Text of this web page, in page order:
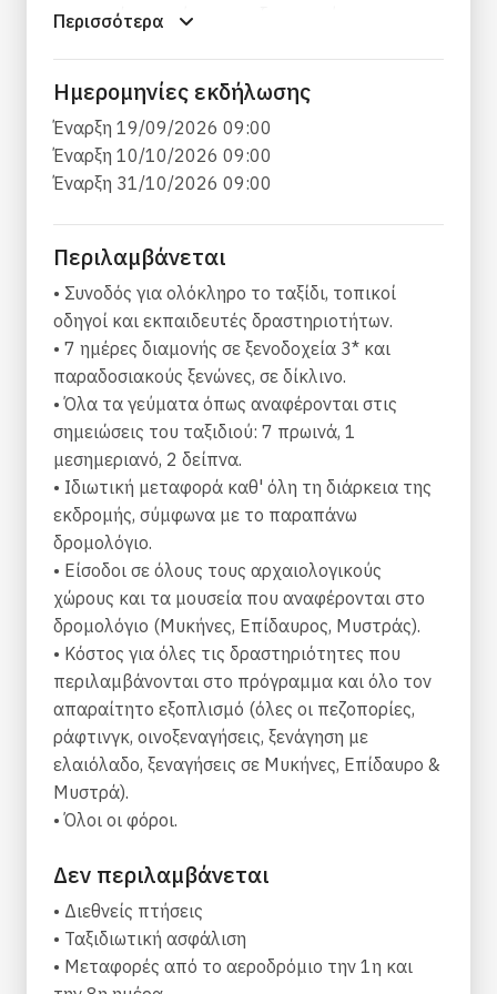
καταπράσινη φύση, την εξαιρετική
με πολλά τοπικά και τοπικά προϊόντα που θα
ξυπνήσουν όλες σας τις αισθήσεις! Εδώ
μπορείτε να βρείτε άγρια ​​βουνά, ποτάμια,
φαράγγια, παραδοσιακά ορεινά χωριά καθώς
Εξερευνήστε μια από τις πιο όμορφες και
ρομαντικές πόλεις της Ελλάδας, το Ναύπλιο,
επισκεφθείτε σημαντικούς κοντινούς
αρχαιολογικούς χώρους όπως οι Μυκήνες και η
Επίδαυρος. Περπατήστε στα ίχνη του
επιβλητικού Ταΰγετου, του ψηλότερου βουνού
της Πελοποννήσου και περιηγηθείτε στη
βυζαντινή καστροπολιτεία του Μυστρά.
Συνεχίστε νότια, προς την άγρια ​​χερσόνησο της
Μάνης, με τα πολυάριθμα αρχοντικά και τα
εντυπωσιακά βράχια με θέα στη Μεσόγειο
Θάλασσα. Περπατήστε στο ακρωτήριο Tenaron,
το νοτιότερο άκρο της ηπειρωτικής Ευρώπης
και εξερευνήστε τα εντυπωσιακά σπήλαια του
Διρού! Συνεχίστε την περιπέτειά σας στο χωριό
Δημητσάνα και εξερευνήστε μέρος του όρους
Μανάλων, ενός από τα πιο πυκνά βουνά της
Ελλάδας. Περπατήστε στο φαράγγι του
Λούσιου, μέρος του πιστοποιημένου
μονοπατιού του Μανάλων, επισκεφτείτε
παραδοσιακά χωριά, πλούσια σε ιστορία,
απολαύστε ράφτινγκ σε ένα από τα πιο άγρια ​​
ποτάμια της χώρας και απολαύστε τη νόστιμη
τοπική κουζίνα!
Αν ψάχνετε για μοναδικές διακοπές
Περισσότερα
Ημερομηνίες εκδήλωσης
Έναρξη 19/09/2026 09:00
Έναρξη 10/10/2026 09:00
Έναρξη 31/10/2026 09:00
Περιλαμβάνεται
• Συνοδός για ολόκληρο το ταξίδι, τοπικοί
οδηγοί και εκπαιδευτές δραστηριοτήτων.
• 7 ημέρες διαμονής σε ξενοδοχεία 3* και
παραδοσιακούς ξενώνες, σε δίκλινο.
• Όλα τα γεύματα όπως αναφέρονται στις
σημειώσεις του ταξιδιού: 7 πρωινά, 1
μεσημεριανό, 2 δείπνα.
• Ιδιωτική μεταφορά καθ' όλη τη διάρκεια της
εκδρομής, σύμφωνα με το παραπάνω
δρομολόγιο.
• Είσοδοι σε όλους τους αρχαιολογικούς
χώρους και τα μουσεία που αναφέρονται στο
δρομολόγιο (Μυκήνες, Επίδαυρος, Μυστράς).
• Κόστος για όλες τις δραστηριότητες που
περιλαμβάνονται στο πρόγραμμα και όλο τον
απαραίτητο εξοπλισμό (όλες οι πεζοπορίες,
ράφτινγκ, οινοξεναγήσεις, ξενάγηση με
ελαιόλαδο, ξεναγήσεις σε Μυκήνες, Επίδαυρο &
Μυστρά).
• Όλοι οι φόροι.
Δεν περιλαμβάνεται
• Διεθνείς πτήσεις
• Ταξιδιωτική ασφάλιση
• Μεταφορές από το αεροδρόμιο την 1η και